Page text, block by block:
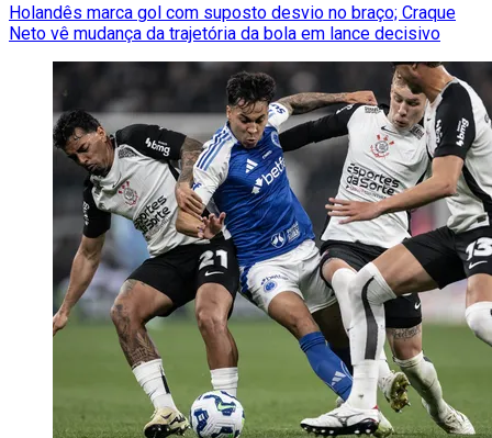
Holandês marca gol com suposto desvio no braço; Craque
Neto vê mudança da trajetória da bola em lance decisivo